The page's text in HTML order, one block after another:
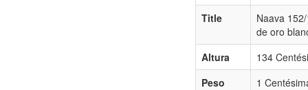
Title
Naava
de oro
Altura
134
Peso
1